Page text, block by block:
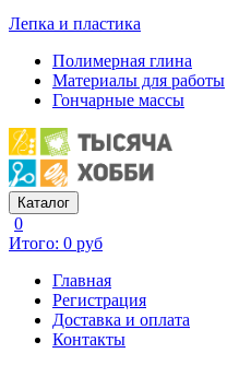
Лепка и пластика
Полимерная глина
Материалы для работы
Гончарные массы
Каталог
0
Итого: 0 руб
Главная
Регистрация
Доставка и оплата
Контакты